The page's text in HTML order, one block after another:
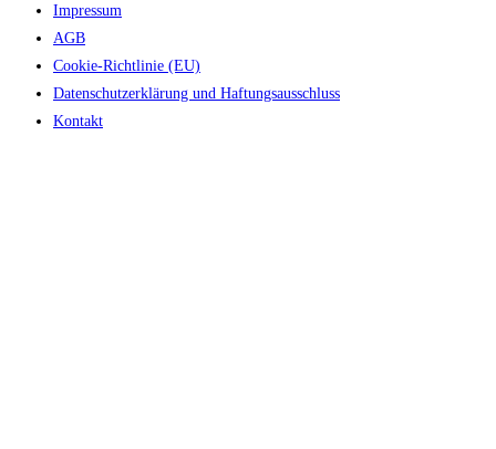
Impressum
AGB
Cookie-Richtlinie (EU)
Datenschutzerklärung und Haftungsausschluss
Kontakt